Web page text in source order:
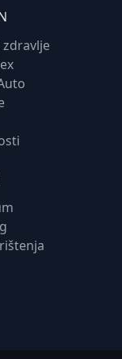
zdravlje